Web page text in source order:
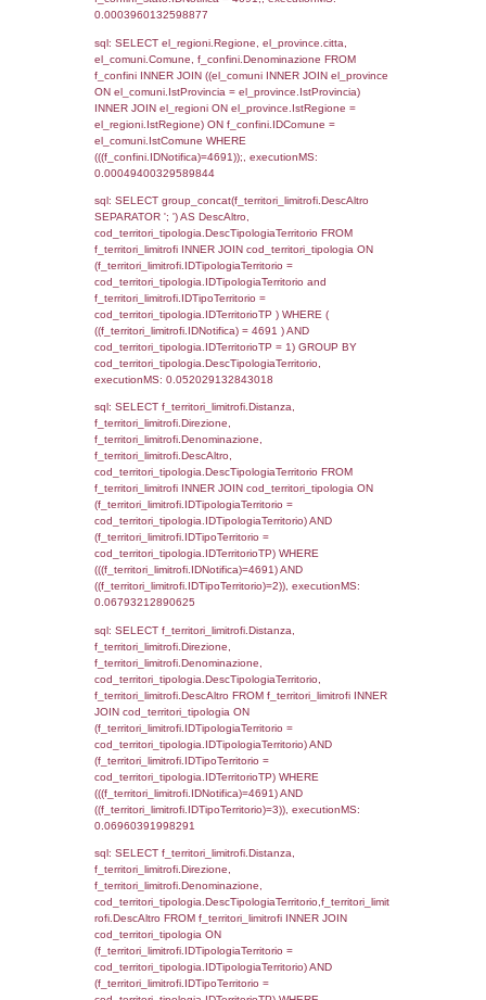
el_regioni.Regione as RegioneST,
as ComuneSL, el_province_1.citta as
el_regioni_1.Regione as RegioneSL FROM
(((((a1_stabilimento LEFT JOIN el_comuni
a1_stabilimento.ComuneStab =
LEFT JOIN el_province ON
= el_province.IstProvincia) LEFT JOIN
LEFT JOIN el_comuni AS el_comuni_1 ON
a1_stabilimento.IstComuneSL =
LEFT JOIN el_province AS el_province_1
a1_stabilimento.IstProvinciaSL =
el_province_1.IstProvincia) LEFT JOIN
el_regioni_1 ON
el_regioni_1.IstRegione where
executionMS: 0.00059700012207031
sql: SELECT a2p.Cognome, a2p.Nome
a2_ruolipersonale a2rp INNER JOIN
a2rp.IDPersonale = a2p.IDPersonale
(((a2p.IDNotifica)=4691) AND
executionMS: 0.0029959678649902
sql: SELECT a2p.Cognome, a2p.Nome
a2_ruolipersonale a2rp INNER JOIN
(((a2p.IDNotifica)=4691) AND
executionMS: 0.0022850036621094
sql: SELECT cod_ipa_aoo.des_amm,
d1_controlli.UntAmmTerr,
d1_controlli.Regione, d1_controlli.Provincia,
d1_controlli.Comune, d1_controlli.Via,
d1_controlli.Email, d1_controlli.Pec FROM
d1_controlli.UntAmmTerr where
executionMS: 0.023439884185791
sql: SELECT * FROM d2_autorizzazioni
IDNotifica=4691, executionMS: